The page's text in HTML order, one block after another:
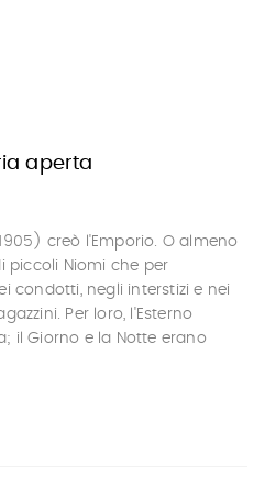
aperta
creò l'Emporio. O almeno
piccoli Niomi che per
condotti, negli interstizi e nei
Per loro, l'Esterno
il Giorno e la Notte erano